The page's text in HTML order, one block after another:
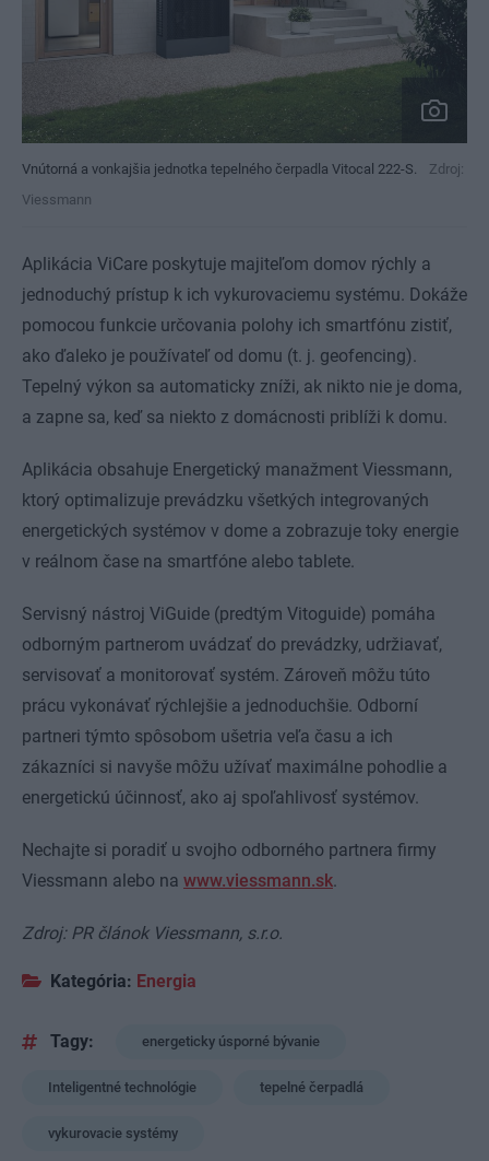
Vnútorná a vonkajšia jednotka tepelného čerpadla Vitocal 222-S.
Zdroj:
Viessmann
Aplikácia ViCare poskytuje majiteľom domov rýchly a
jednoduchý prístup k ich vykurovaciemu systému. Dokáže
pomocou funkcie určovania polohy ich smartfónu zistiť,
ako ďaleko je používateľ od domu (t. j. geofencing).
Tepelný výkon sa automaticky zníži, ak nikto nie je doma,
a zapne sa, keď sa niekto z domácnosti priblíži k domu.
Aplikácia obsahuje Energetický manažment Viessmann,
ktorý optimalizuje prevádzku všetkých integrovaných
energetických systémov v dome a zobrazuje toky energie
v reálnom čase na smartfóne alebo tablete.
Servisný nástroj ViGuide (predtým Vitoguide) pomáha
odborným partnerom uvádzať do prevádzky, udržiavať,
servisovať a monitorovať systém. Zároveň môžu túto
prácu vykonávať rýchlejšie a jednoduchšie. Odborní
partneri týmto spôsobom ušetria veľa času a ich
zákazníci si navyše môžu užívať maximálne pohodlie a
energetickú účinnosť, ako aj spoľahlivosť systémov.
Nechajte si poradiť u svojho odborného partnera firmy
Viessmann alebo na www.viessmann.sk.
Zdroj: PR článok Viessmann, s.r.o.
Kategória: Energia
Tagy: energeticky úsporné bývanie
Inteligentné technológie tepelné čerpadlá
vykurovacie systémy